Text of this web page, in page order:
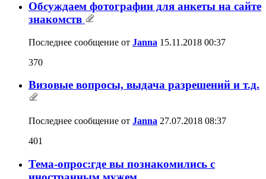
Обсуждаем фотографии для анкеты на сайте
знакомств
Последнее сообщение от Janna 15.11.2018 00:37
370
Визовые вопросы, выдача разрешений и т.д.
Последнее сообщение от Janna 27.07.2018 08:37
401
Тема-опрос:где вы познакомились с